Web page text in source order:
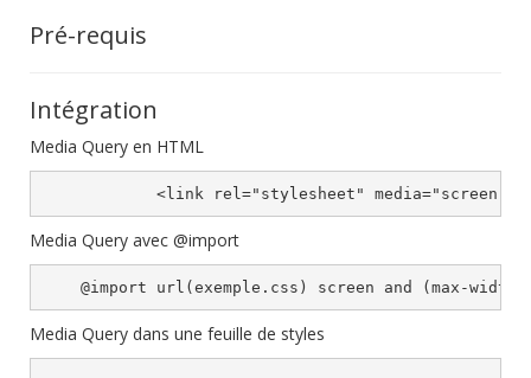
Pré-requis
Intégration
Media Query en HTML
Media Query avec @import
Media Query dans une feuille de styles